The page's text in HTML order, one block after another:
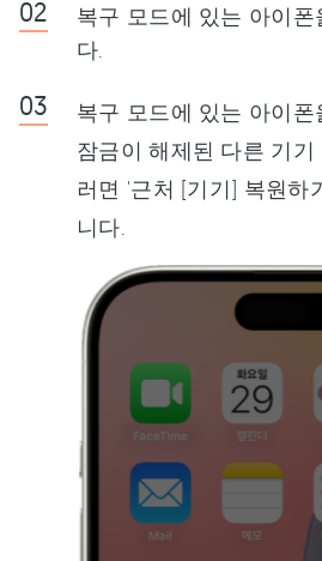
복구 모드에 있는 아이
다.
복구 모드에 있는 아이폰
잠금이 해제된 다른 기기
러면 '근처 [기기] 복원하
니다.